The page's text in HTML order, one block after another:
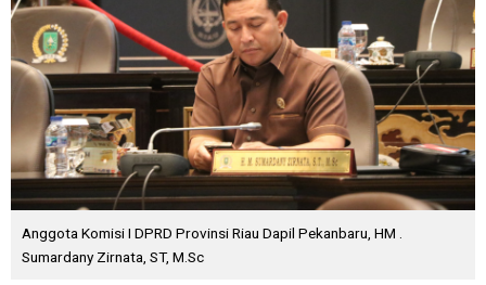
Anggota Komisi I DPRD Provinsi Riau Dapil Pekanbaru, HM .
Sumardany Zirnata, ST, M.Sc